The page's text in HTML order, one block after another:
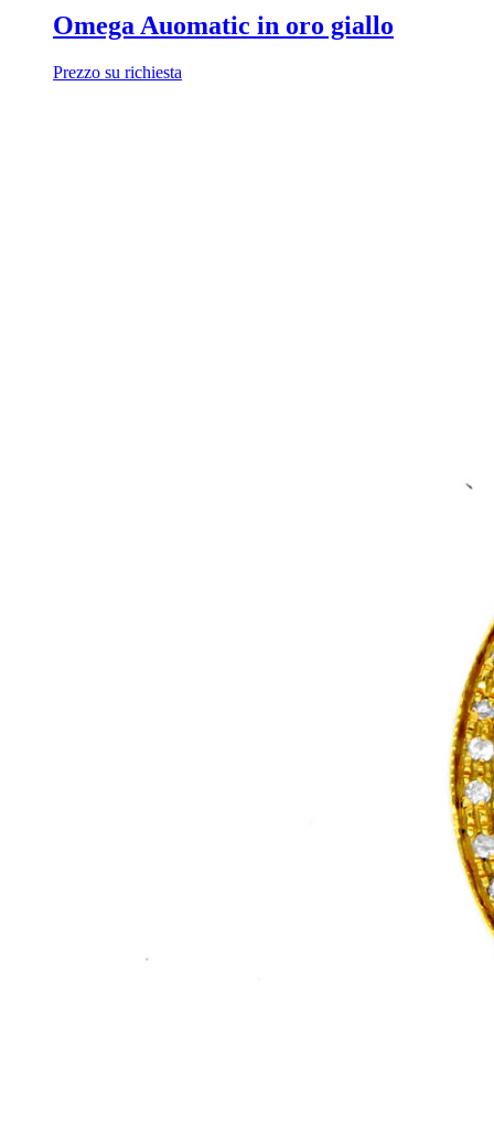
Omega Auomatic in oro giallo
Prezzo su richiesta